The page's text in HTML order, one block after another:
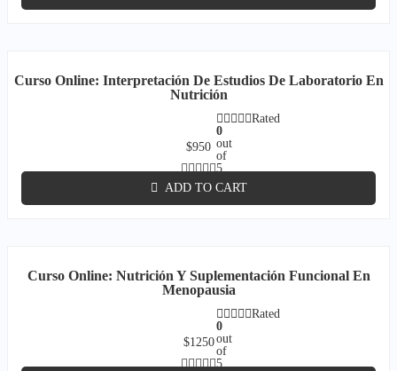
Curso Online: Interpretación De Estudios De Laboratorio En
Nutrición
Rated
0
out
of
5
$950
ADD TO CART
Curso Online: Nutrición Y Suplementación Funcional En
Menopausia
Rated
0
out
of
5
$1250